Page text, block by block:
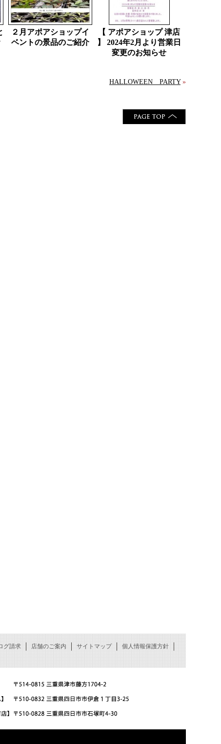
２月アポアショップイ
ベントの景品のご紹介
【 アポアショップ 津店
】 2024年2月より営業日
変更のお知らせ
HALLOWEEN PARTY»
グ請求 店舗のご案内 サイトマップ
個人情報保護方針